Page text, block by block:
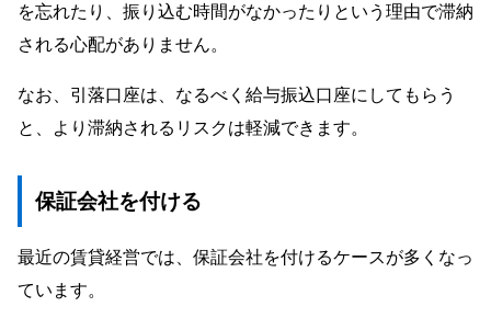
を忘れたり、振り込む時間がなかったりという理由で滞納
される心配がありません。
なお、引落口座は、なるべく給与振込口座にしてもらう
と、より滞納されるリスクは軽減できます。
保証会社を付ける
最近の賃貸経営では、保証会社を付けるケースが多くなっ
ています。